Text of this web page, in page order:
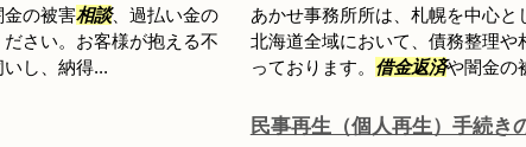
金の被害相談、過払い金の
ださい。お客様が抱える不
し、納得...
あかせ事務所所は、札幌を中心と
北海道全域において、債務整理
っております。 借金返済や闇金の
民事再生（個人再生）手続き